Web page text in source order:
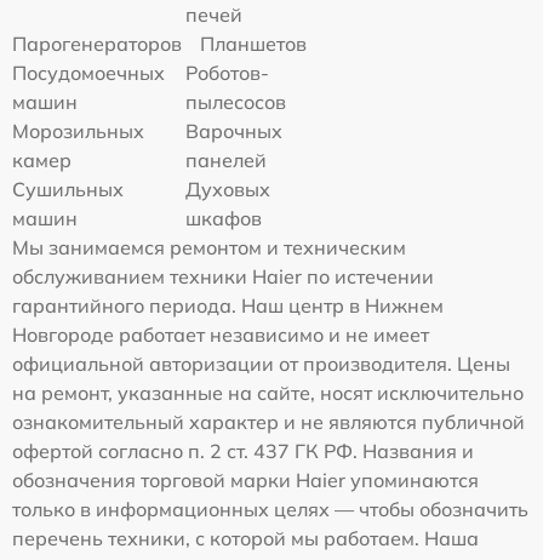
печей
Парогенераторов
Планшетов
Посудомоечных
машин
Роботов-
пылесосов
Морозильных
камер
Варочных
панелей
Сушильных
машин
Духовых
шкафов
Мы занимаемся ремонтом и техническим
обслуживанием техники Haier по истечении
гарантийного периода. Наш центр в Нижнем
Новгороде работает независимо и не имеет
официальной авторизации от производителя. Цены
на ремонт, указанные на сайте, носят исключительно
ознакомительный характер и не являются публичной
офертой согласно п. 2 ст. 437 ГК РФ. Названия и
обозначения торговой марки Haier упоминаются
только в информационных целях — чтобы обозначить
перечень техники, с которой мы работаем. Наша